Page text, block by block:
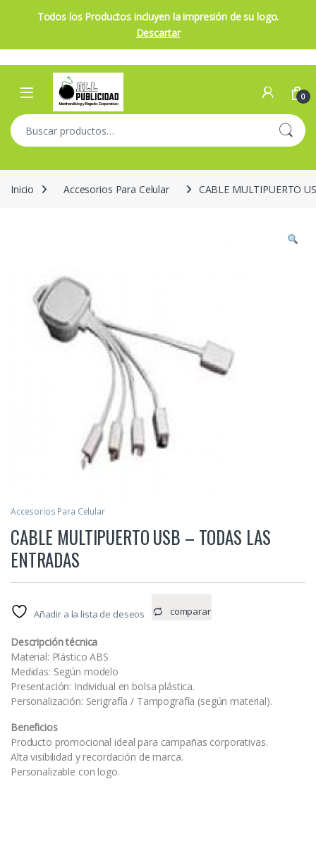
Todos los Productos incluyen la impresión de su logo.
Descartar
Skip to navigation
Skip to content
Open 0
Buscar por:
Inicio Accesorios Para Celular CABLE MULTIPUERTO
Accesorios Para Celular
CABLE MULTIPUERTO USB – TODAS LAS
ENTRADAS
Añadir a la lista de deseos comparar
Descripción técnica
Material: Plástico ABS
Medidas: Según modelo
Presentación: Individual en bolsa plástica.
Personalización: Serigrafía / Tampografía (según material).
Beneficios
Producto promocional ideal para campañas corporativas.
Alta visibilidad y recordación de marca.
Personalizable con logo.